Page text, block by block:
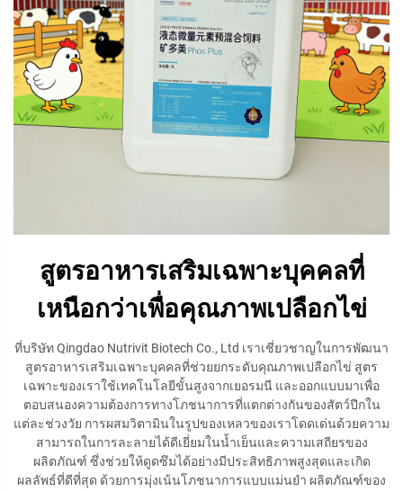
สูตรอาหารเสริมเฉพาะบุคคลที่
เหนือกว่าเพื่อคุณภาพเปลือกไข่
ที่บริษัท Qingdao Nutrivit Biotech Co., Ltd เราเชี่ยวชาญในการพัฒนา
สูตรอาหารเสริมเฉพาะบุคคลที่ช่วยยกระดับคุณภาพเปลือกไข่ สูตร
เฉพาะของเราใช้เทคโนโลยีขั้นสูงจากเยอรมนี และออกแบบมาเพื่อ
ตอบสนองความต้องการทางโภชนาการที่แตกต่างกันของสัตว์ปีกใน
แต่ละช่วงวัย การผสมวิตามินในรูปของเหลวของเราโดดเด่นด้วยความ
สามารถในการละลายได้ดีเยี่ยมในน้ำเย็นและความเสถียรของ
ผลิตภัณฑ์ ซึ่งช่วยให้ดูดซึมได้อย่างมีประสิทธิภาพสูงสุดและเกิด
ผลลัพธ์ที่ดีที่สุด ด้วยการมุ่งเน้นโภชนาการแบบแม่นยำ ผลิตภัณฑ์ของ